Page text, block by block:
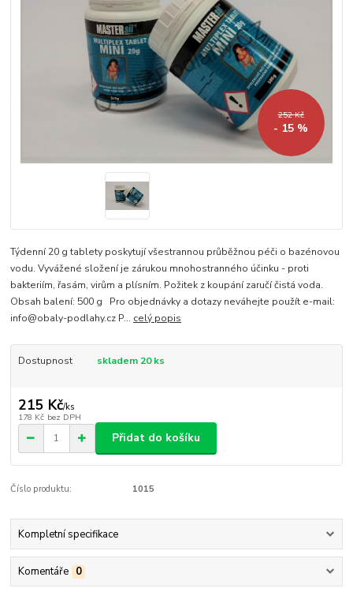
252 Kč
- 15 %
Týdenní 20 g tablety poskytují všestrannou průběžnou péči o bazénovou
vodu. Vyvážené složení je zárukou mnohostranného účinku - proti
bakteriím, řasám, virům a plísním. Požitek z koupání zaručí čistá voda.
Obsah balení: 500 g Pro objednávky a dotazy neváhejte použít e-mail:
info@obaly-podlahy.cz P... celý popis
Dostupnost skladem 20 ks
215 Kč/ks
178 Kč bez DPH
Přidat do košíku
Číslo produktu: 1015
Kompletní specifikace
Komentáře 0